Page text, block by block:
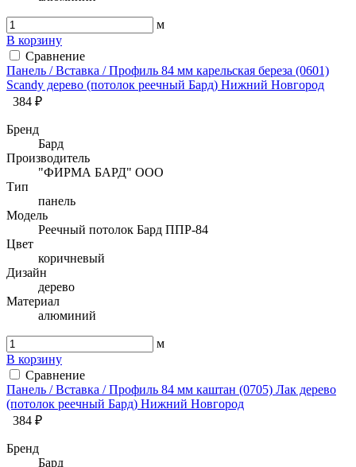
м
В корзину
Сравнение
Панель / Вставка / Профиль 84 мм карельская береза (0601)
Sсandy дерево (потолок реечный Бард) Нижний Новгород
384 ₽
Бренд
Бард
Производитель
"ФИРМА БАРД" ООО
Тип
панель
Модель
Реечный потолок Бард ППР-84
Цвет
коричневый
Дизайн
дерево
Материал
алюминий
м
В корзину
Сравнение
Панель / Вставка / Профиль 84 мм каштан (0705) Лак дерево
(потолок реечный Бард) Нижний Новгород
384 ₽
Бренд
Бард